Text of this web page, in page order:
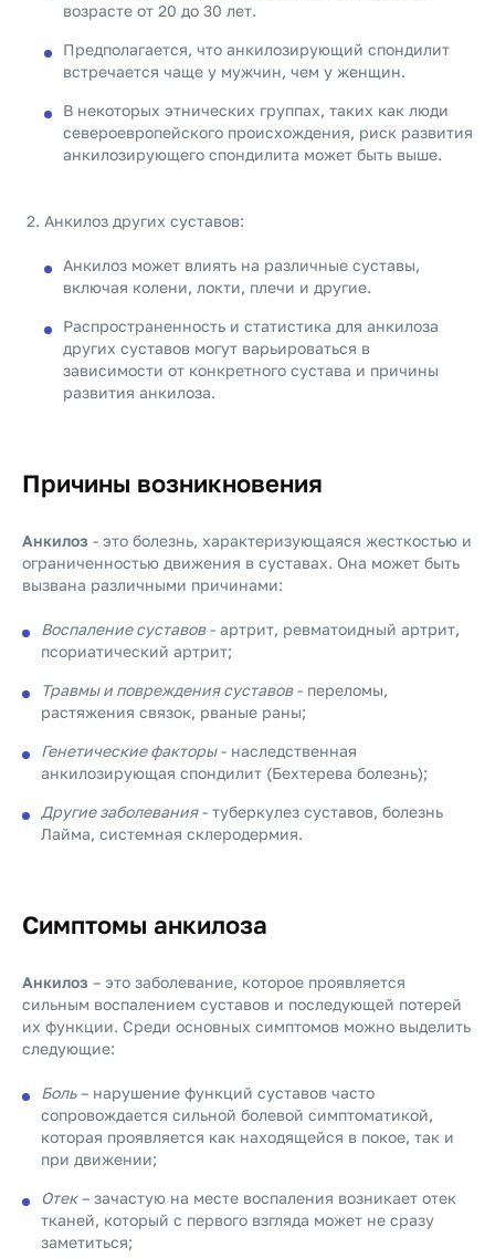
возрасте от 20 до 30 лет.
Предполагается, что анкилозирующий спондилит
встречается чаще у мужчин, чем у женщин.
В некоторых этнических группах, таких как люди
североевропейского происхождения, риск развития
анкилозирующего спондилита может быть выше.
Анкилоз других суставов:
Анкилоз может влиять на различные суставы,
включая колени, локти, плечи и другие.
Распространенность и статистика для анкилоза
других суставов могут варьироваться в
зависимости от конкретного сустава и причины
развития анкилоза.
Причины возникновения
Анкилоз - это болезнь, характеризующаяся жесткостью и
ограниченностью движения в суставах. Она может быть
вызвана различными причинами:
Воспаление суставов- артрит, ревматоидный артрит,
псориатический артрит;
Травмы и повреждения суставов- переломы,
растяжения связок, рваные раны;
Генетические факторы- наследственная
анкилозирующая спондилит (Бехтерева болезнь);
Другие заболевания- туберкулез суставов, болезнь
Лайма, системная склеродермия.
Симптомы анкилоза
Анкилоз – это заболевание, которое проявляется
сильным воспалением суставов и последующей потерей
их функции. Среди основных симптомов можно выделить
следующие:
Боль– нарушение функций суставов часто
сопровождается сильной болевой симптоматикой,
которая проявляется как находящейся в покое, так и
при движении;
Отек– зачастую на месте воспаления возникает отек
тканей, который с первого взгляда может не сразу
заметиться;